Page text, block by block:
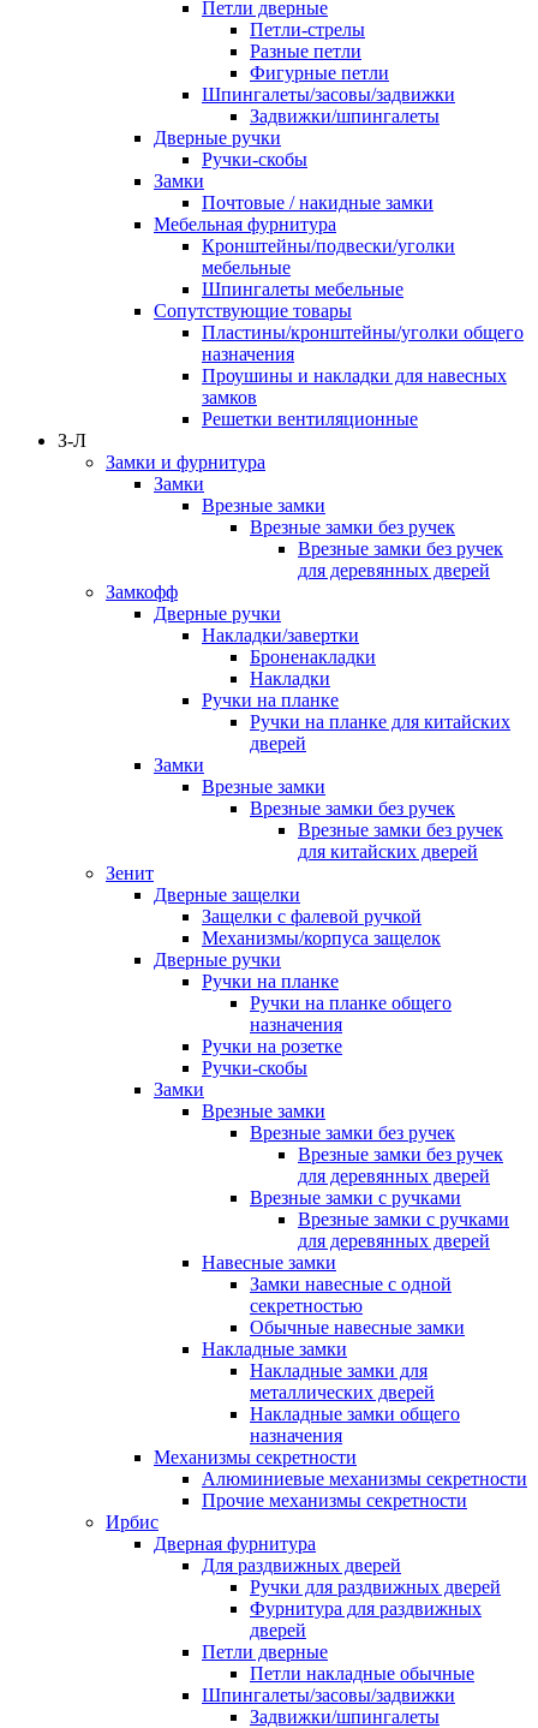
Петли дверные
Петли-стрелы
Разные петли
Фигурные петли
Шпингалеты/засовы/задвижки
Задвижки/шпингалеты
Дверные ручки
Ручки-скобы
Замки
Почтовые / накидные замки
Мебельная фурнитура
Кронштейны/подвески/уголки
мебельные
Шпингалеты мебельные
Сопутствующие товары
Пластины/кронштейны/уголки общего
назначения
Проушины и накладки для навесных
замков
Решетки вентиляционные
З-Л
Замки и фурнитура
Замки
Врезные замки
Врезные замки без ручек
Врезные замки без ручек
для деревянных дверей
Замкофф
Дверные ручки
Накладки/завертки
Броненакладки
Накладки
Ручки на планке
Ручки на планке для китайских
дверей
Замки
Врезные замки
Врезные замки без ручек
Врезные замки без ручек
для китайских дверей
Зенит
Дверные защелки
Защелки с фалевой ручкой
Механизмы/корпуса защелок
Дверные ручки
Ручки на планке
Ручки на планке общего
назначения
Ручки на розетке
Ручки-скобы
Замки
Врезные замки
Врезные замки без ручек
Врезные замки без ручек
для деревянных дверей
Врезные замки с ручками
Врезные замки с ручками
для деревянных дверей
Навесные замки
Замки навесные с одной
секретностью
Обычные навесные замки
Накладные замки
Накладные замки для
металлических дверей
Накладные замки общего
назначения
Механизмы секретности
Алюминиевые механизмы секретности
Прочие механизмы секретности
Ирбис
Дверная фурнитура
Для раздвижных дверей
Ручки для раздвижных дверей
Фурнитура для раздвижных
дверей
Петли дверные
Петли накладные обычные
Шпингалеты/засовы/задвижки
Задвижки/шпингалеты